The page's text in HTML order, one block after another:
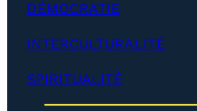
o
p
e
r
)
DÉMOCRATIE
INTERCULTURALITÉ
SPIRITUALITÉ